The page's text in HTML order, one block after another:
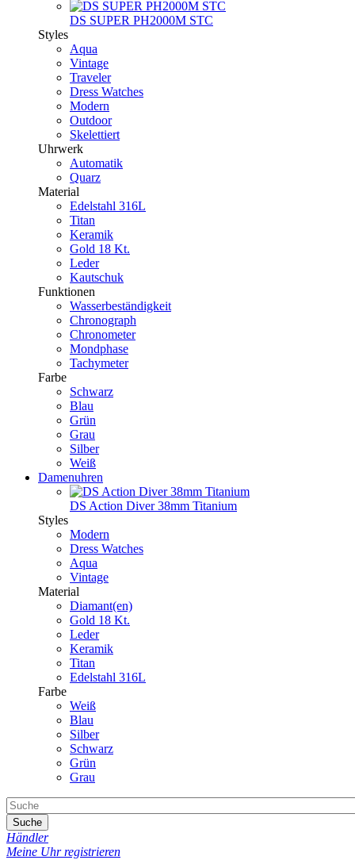
DS SUPER PH2000M STC
Styles
Aqua
Vintage
Traveler
Dress Watches
Modern
Outdoor
Skelettiert
Uhrwerk
Automatik
Quarz
Material
Edelstahl 316L
Titan
Keramik
Gold 18 Kt.
Leder
Kautschuk
Funktionen
Wasserbeständigkeit
Chronograph
Chronometer
Mondphase
Tachymeter
Farbe
Schwarz
Blau
Grün
Grau
Silber
Weiß
Damenuhren
DS Action Diver 38mm Titanium
Styles
Modern
Dress Watches
Aqua
Vintage
Material
Diamant(en)
Gold 18 Kt.
Leder
Keramik
Titan
Edelstahl 316L
Farbe
Weiß
Blau
Silber
Schwarz
Grün
Grau
Suche
Händler
Meine Uhr registrieren